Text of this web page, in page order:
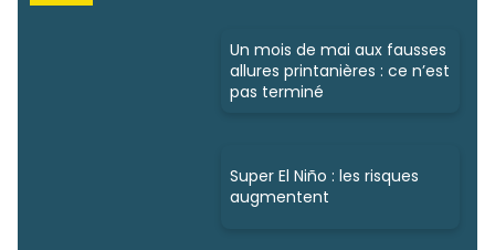
Un mois de mai aux fausses
allures printanières : ce n’est
pas terminé
Super El Niño : les risques
augmentent